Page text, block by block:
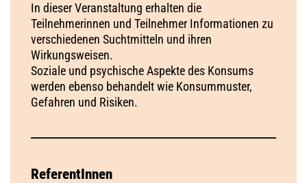
In dieser Veranstaltung erhalten die
Teilnehmerinnen und Teilnehmer Informationen zu
verschiedenen Suchtmitteln und ihren
Wirkungsweisen.
Soziale und psychische Aspekte des Konsums
werden ebenso behandelt wie Konsummuster,
Gefahren und Risiken.
ReferentInnen